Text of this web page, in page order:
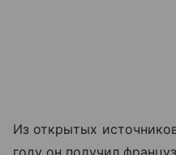
Из открытых
году он получил